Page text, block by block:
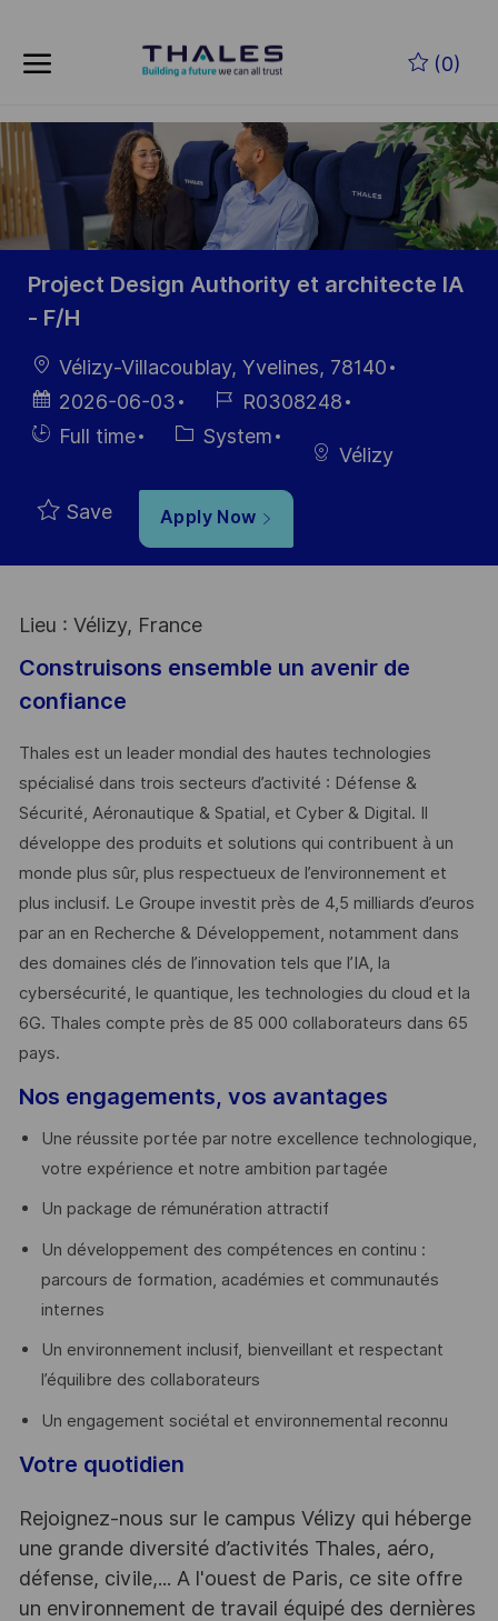
(0)
-
Project Design Authority et architecte IA
- F/H
LocationVélizy-Villacoublay, Yvelines, 78140
Posted
Date
2026-06-03
Job
Id
R0308248
HiringFull time Category
System
Vélizy
Save Apply Now
Lieu : Vélizy, France
Construisons ensemble un avenir de
confiance
Thales est un leader mondial des hautes technologies
spécialisé dans trois secteurs d’activité : Défense &
Sécurité, Aéronautique & Spatial, et Cyber & Digital. Il
développe des produits et solutions qui contribuent à un
monde plus sûr, plus respectueux de l’environnement et
plus inclusif. Le Groupe investit près de 4,5 milliards d’euros
par an en Recherche & Développement, notamment dans
des domaines clés de l’innovation tels que l’IA, la
cybersécurité, le quantique, les technologies du cloud et la
6G. Thales compte près de 85 000 collaborateurs dans 65
pays. ​
Nos engagements, vos avantages
Une réussite portée par notre excellence technologique,
votre expérience et notre ambition partagée
Un package de rémunération attractif
Un développement des compétences en continu :
parcours de formation, académies et communautés
internes
Un environnement inclusif, bienveillant et respectant
l’équilibre des collaborateurs
Un engagement sociétal et environnemental reconnu
Votre quotidien
Rejoignez-nous sur le campus Vélizy qui héberge
une grande diversité d’activités Thales, aéro,
défense, civile,... A l'ouest de Paris, ce site offre
un environnement de travail équipé des dernières